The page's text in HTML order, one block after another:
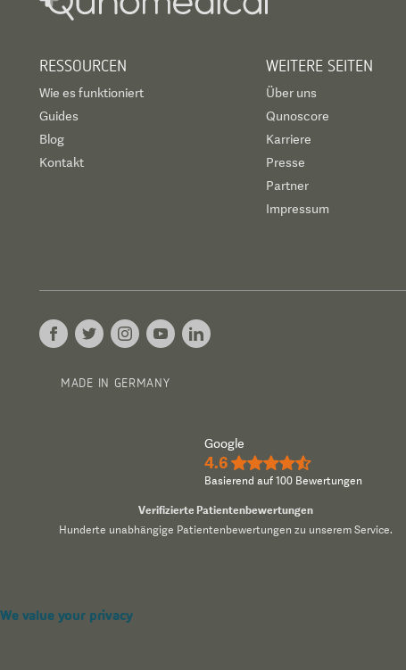
RESSOURCEN
Wie es funktioniert
Guides
Blog
Kontakt
WEITERE SEITEN
Über uns
Qunoscore
Karriere
Presse
Partner
Impressum
MADE IN GERMANY
Google
4.6 ★★★★½
Basierend auf 100 Bewertungen
Verifizierte Patientenbewertungen
Hunderte unabhängige Patientenbewertungen zu unserem Service.
We value your privacy